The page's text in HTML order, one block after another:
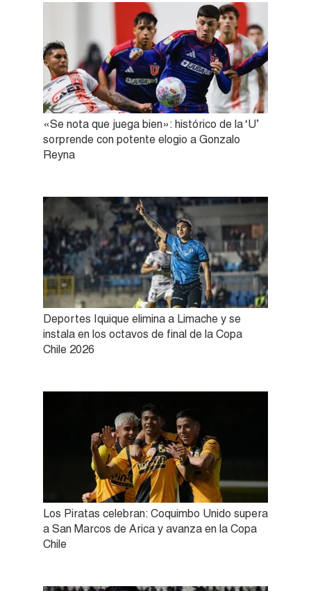
«Se nota que juega bien»: histórico de la ‘U’
sorprende con potente elogio a Gonzalo
Reyna
Deportes Iquique elimina a Limache y se
instala en los octavos de final de la Copa
Chile 2026
Los Piratas celebran: Coquimbo Unido supera
a San Marcos de Arica y avanza en la Copa
Chile